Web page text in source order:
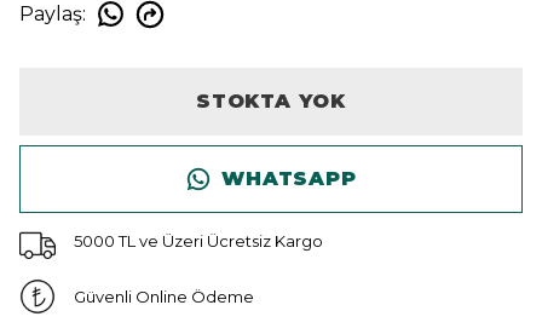
Paylaş:
STOKTA YOK
WHATSAPP
5000 TL ve Üzeri Ücretsiz Kargo
Güvenli Online Ödeme